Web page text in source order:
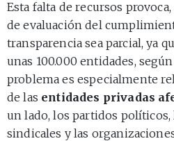
Esta falta de recursos
de evaluación del
transparencia sea parcial, ya
unas 100.000 entidades,
problema es especialmente
de las entidades privadas
un lado, los partidos políticos,
sindicales y las